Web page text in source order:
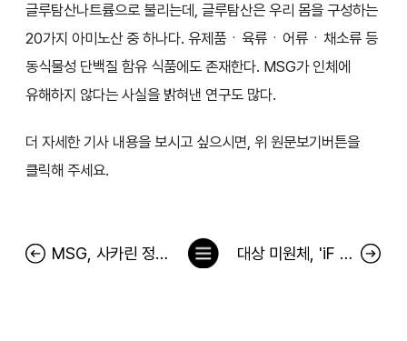
글루탐산나트륨으로 불리는데, 글루탐산은 우리 몸을 구성하는
20가지 아미노산 중 하나다. 유제품ㆍ육류ㆍ어류ㆍ채소류 등
동식물성 단백질 함유 식품에도 존재한다. MSG가 인체에
유해하지 않다는 사실을 밝혀낸 연구도 많다.
더 자세한 기사 내용을 보시고 싶으시면, 위 원문보기버튼을
클릭해 주세요.
MSG, 사카린 정말 위험해?.... 억울한 식품첨가물 대상 미원체, 'iF 디자인 어워드 2023' 커뮤니케이션 부문 수상
목